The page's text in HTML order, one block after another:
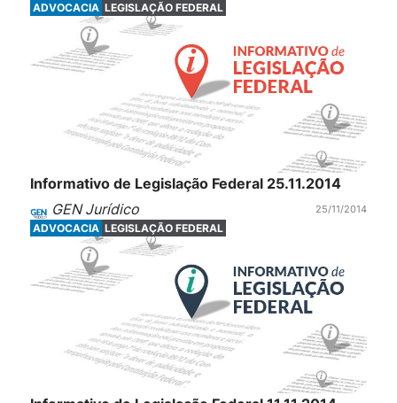
ADVOCACIA LEGISLAÇÃO FEDERAL
Informativo de Legislação Federal 25.11.2014
GEN Jurídico
25/11/2014
ADVOCACIA LEGISLAÇÃO FEDERAL